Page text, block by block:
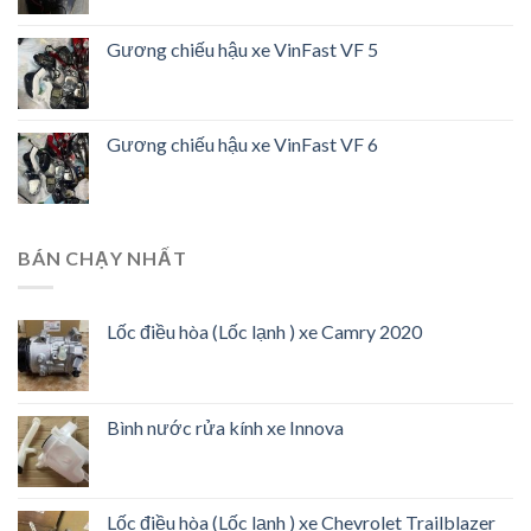
Gương chiếu hậu xe VinFast VF 5
Gương chiếu hậu xe VinFast VF 6
BÁN CHẠY NHẤT
Lốc điều hòa (Lốc lạnh ) xe Camry 2020
Bình nước rửa kính xe Innova
Lốc điều hòa (Lốc lạnh ) xe Chevrolet Trailblazer